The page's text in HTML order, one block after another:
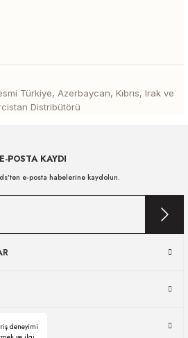
deneyimi
Türkiye, Azerbaycan, Kıbrıs, Irak ve
Distribütörü
E-POSTA KAYDI
e-posta habelerine kaydolun.